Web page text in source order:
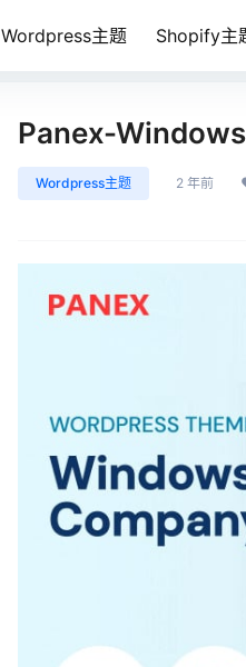
Wordpress主题 Shopify主
Panex-
Wordpress主题 2 年前